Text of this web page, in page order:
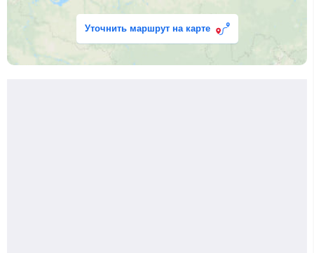
Уточнить маршрут на карте